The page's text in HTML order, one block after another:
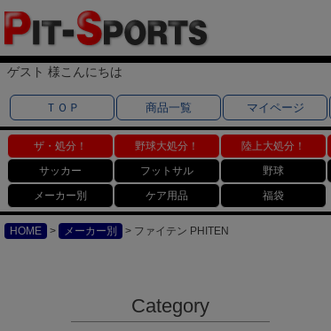
ゲスト 様こんにちは
ＴＯＰ 商品一覧 マイページ
ザ・処分！ 野球大処分！ 陸上大処分！
サッカー
フットサル 野球
メーカー別
ケア用品 福袋
HOME メーカー別 ファイテン PHITEN
Category